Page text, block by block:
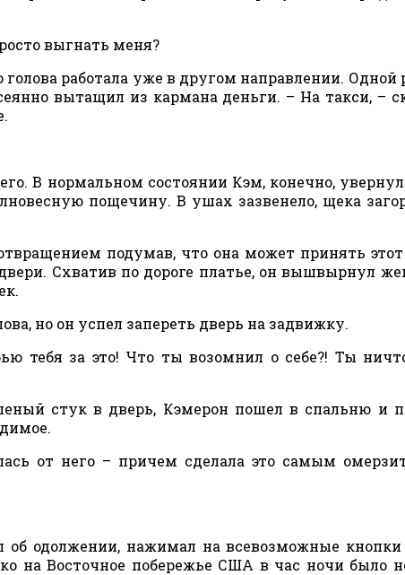
выгнать меня?
работала уже в другом направлении. Одной
вытащил из кармана деньги. – На такси, –
В нормальном состоянии Кэм, конечно,
пощечину. В ушах зазвенело, щека
подумав, что она может принять
Схватив по дороге платье, он вышвырнул
но он успел запереть дверь на задвижку.
тебя за это! Что ты возомнил о себе?! Ты
стук в дверь, Кэмерон пошел в спальню и
от него – причем сделала это самым
об одолжении, нажимал на всевозможные
на Восточное побережье США в час ночи было